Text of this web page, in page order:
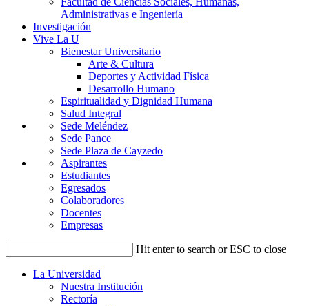
Administrativas e Ingeniería
Investigación
Vive La U
Bienestar Universitario
Arte & Cultura
Deportes y Actividad Física
Desarrollo Humano
Espiritualidad y Dignidad Humana
Salud Integral
Sede Meléndez
Sede Pance
Sede Plaza de Cayzedo
Aspirantes
Estudiantes
Egresados
Colaboradores
Docentes
Empresas
Hit enter to search or ESC to close
La Universidad
Nuestra Institución
Rectoría